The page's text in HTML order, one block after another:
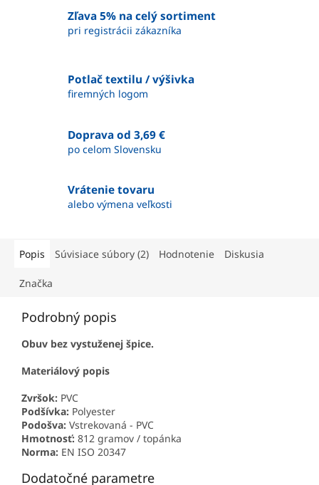
Zľava 5% na celý sortiment
pri registrácii zákazníka
Potlač textilu / výšivka
firemných logom
Doprava od 3,69 €
po celom Slovensku
Vrátenie tovaru
alebo výmena veľkosti
Popis Súvisiace súbory (2) Hodnotenie Diskusia
Značka
Podrobný popis
Obuv bez vystuženej špice.
Materiálový popis
Zvršok: PVC
Podšívka: Polyester
Podošva: Vstrekovaná - PVC
Hmotnosť: 812 gramov / topánka
Norma: EN ISO 20347
Dodatočné parametre